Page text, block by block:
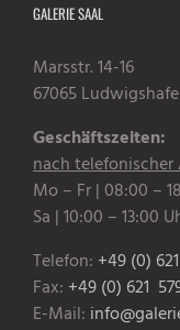
GALERIE SAAL
Marsstr. 14-16
67065
Geschäftszeiten:
nach telefonischer
Mo – Fr | 08:00 –
Sa | 10:00 – 13:00
Telefon: +49 (0)
Fax: +49 (0) 621
E-Mail: